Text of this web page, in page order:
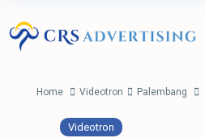
Home Videotron Palembang
Videotron